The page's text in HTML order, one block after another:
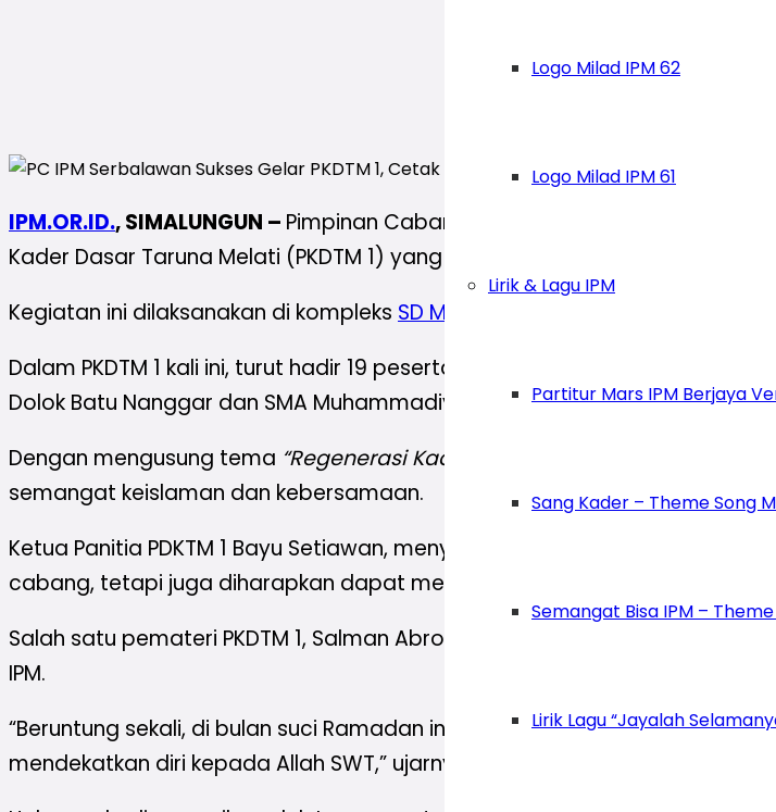
Logo Milad IPM 62
Logo Milad IPM 61
Lirik & Lagu IPM
Partitur Mars IPM Berjaya
Sang Kader – Theme Song
Semangat Bisa IPM –
Lirik Lagu “Jayalah
IPM.OR.ID., SIMALUNGUN – Pimpinan Cabang Ikatan Pelajar
Kader Dasar Taruna Melati (PKDTM 1) yang berlangsung, pada Minggu-
Kegiatan ini dilaksanakan di kompleks SD Muhammadiyah Serbalawan
,
Dalam PKDTM 1 kali ini, turut hadir 19 peserta yang merupakan utusan
Dolok Batu Nanggar dan SMA Muhammadiyah 7 Serbalawan.
Dengan mengusung tema “Regenerasi Kader Religi Us”
, PDKTM 1 ini
semangat keislaman dan kebersamaan.
Ketua Panitia PDKTM 1 Bayu Setiawan, menyampaikan bahwa kegiatan
cabang, tetapi juga diharapkan dapat melahirkan kader-kader yang
Salah satu pemateri PKDTM 1, Salman Abror, menekankan pentingnya
IPM.
“Beruntung sekali, di bulan suci Ramadan ini, kalian mengisinya dengan
mendekatkan diri kepada Allah SWT,” ujarnya.